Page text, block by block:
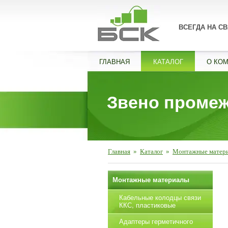
ВСЕГДА НА
ГЛАВНАЯ КАТАЛОГ О
Звено
Главная » Каталог » Монтажные
Монтажные материалы
Кабельные колодцы связи
ККС, пластиковые
Адаптеры герметичного